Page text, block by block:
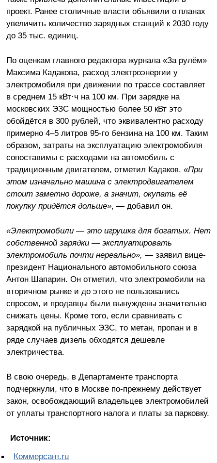
проект. Ранее столичные власти объявили о планах
увеличить количество зарядных станций к 2030 году
до 35 тыс. единиц.
По оценкам главного редактора журнала «За рулём»
Максима Кадакова, расход электроэнергии у
электромобиля при движении по трассе составляет
в среднем 15 кВт·ч на 100 км. При зарядке на
московских ЭЗС мощностью более 50 кВт это
обойдётся в 300 рублей, что эквивалентно расходу
примерно 4–5 литров 95-го бензина на 100 км. Таким
образом, затраты на эксплуатацию электромобиля
сопоставимы с расходами на автомобиль с
традиционным двигателем, отметил Кадаков. «При
этом изначально машина с электродвигателем
стоит заметно дороже, а значит, окупать её
покупку придётся дольше», — добавил он.
«Электромобили — это игрушка для богатых. Нет
собственной зарядки — эксплуатировать
электромобиль почти нереально», — заявил вице-
президент Национального автомобильного союза
Антон Шапарин. Он отметил, что электромобили на
вторичном рынке и до этого не пользовались
спросом, и продавцы были вынуждены значительно
снижать цены. Кроме того, если сравнивать с
зарядкой на публичных ЭЗС, то метан, пропан и в
ряде случаев дизель обходятся дешевле
электричества.
В свою очередь, в Департаменте транспорта
подчеркнули, что в Москве по-прежнему действует
закон, освобождающий владельцев электромобилей
от уплаты транспортного налога и платы за парковку.
Источник:
Коммерсант.ru